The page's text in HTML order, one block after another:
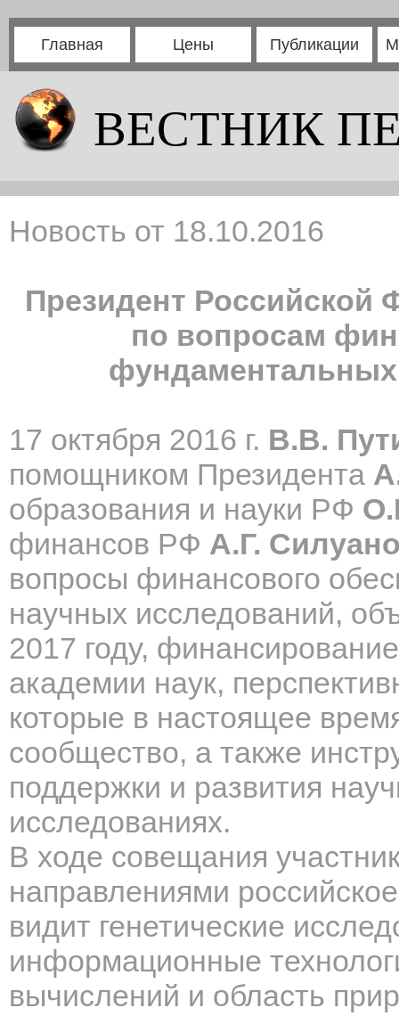
Главная Цены Публикации
ВЕСТНИК
Новость от 18.10.2016
Президент Российской
по вопросам
17 октября 2016 г. В.В.
помощником Президента
образования и науки РФ
финансов РФ А.Г.
вопросы финансового
научных исследований,
2017 году,
академии наук,
которые в настоящее
сообщество, а также
поддержки и развития
исследованиях.
В ходе совещания
направлениями
видит генетические
информационные
вычислений и область